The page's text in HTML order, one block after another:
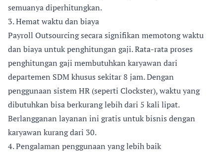
semuanya diperhitungkan.
3. Hemat waktu dan biaya
Payroll Outsourcing secara signifikan memotong waktu
dan biaya untuk penghitungan gaji. Rata-rata proses
penghitungan gaji membutuhkan karyawan dari
departemen SDM khusus sekitar 8 jam. Dengan
penggunaan sistem HR (seperti Clockster), waktu yang
dibutuhkan bisa berkurang lebih dari 5 kali lipat.
Berlangganan layanan ini gratis untuk bisnis dengan
karyawan kurang dari 30.
4. Pengalaman penggunaan yang lebih baik